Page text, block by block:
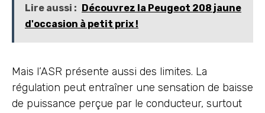
Lire aussi :
Découvrez la Peugeot 208 jaune
d'occasion à petit prix !
Mais l’ASR présente aussi des limites. La
régulation peut entraîner une sensation de baisse
de puissance perçue par le conducteur, surtout